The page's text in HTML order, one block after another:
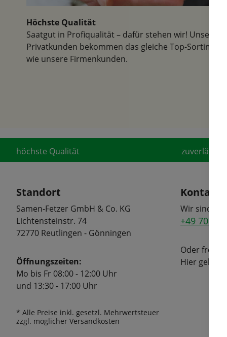
Höchste Qualität
Saatgut in Profiqualität – dafür stehen wir! Unsere
Privatkunden bekommen das gleiche Top-Sortiment
wie unsere Firmenkunden.
höchste Qualität
Standort
Samen-Fetzer GmbH & Co. KG
Lichtensteinstr. 74
72770 Reutlingen - Gönningen
Öffnungszeiten:
Mo bis Fr 08:00 - 12:00 Uhr
und 13:30 - 17:00 Uhr
* Alle Preise inkl. gesetzl. Mehrwertsteuer
zzgl. möglicher Versandkosten
Kontakt
Wir sind
+49 7072
Oder
Hier geht's